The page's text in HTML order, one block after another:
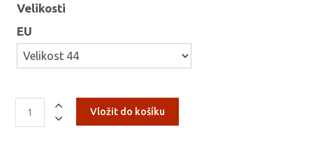
Velikosti
EU